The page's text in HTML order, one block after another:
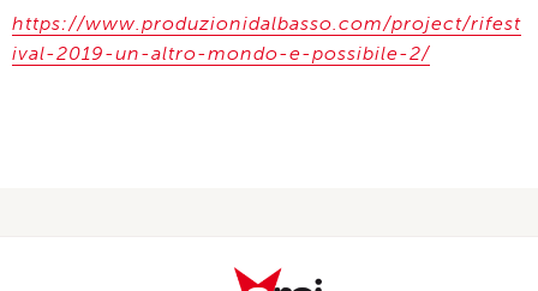
https://www.produzionidalbasso.com/project/rifest
ival-2019-un-altro-mondo-e-possibile-2/